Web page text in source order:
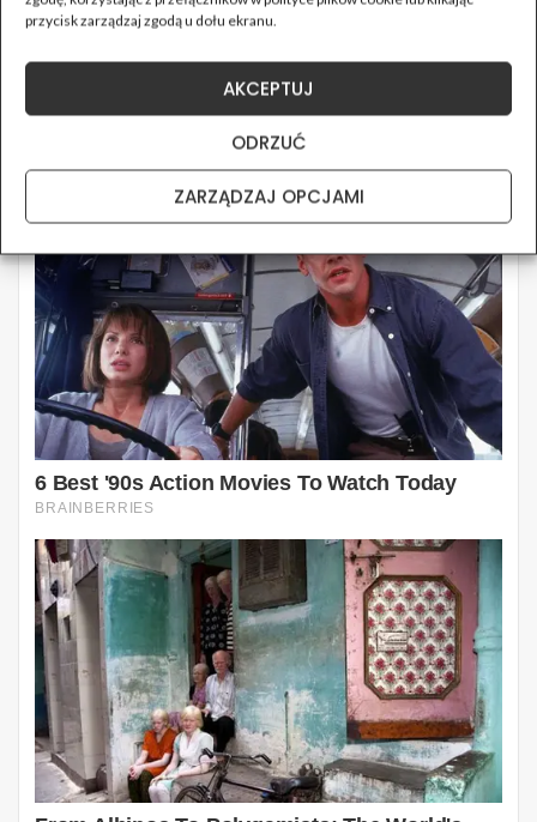
przycisk zarządzaj zgodą u dołu ekranu.
AKCEPTUJ
ODRZUĆ
ZARZĄDZAJ OPCJAMI